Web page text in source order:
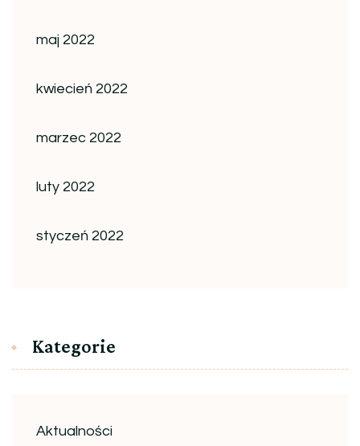
maj 2022
kwiecień 2022
marzec 2022
luty 2022
styczeń 2022
Kategorie
Aktualności